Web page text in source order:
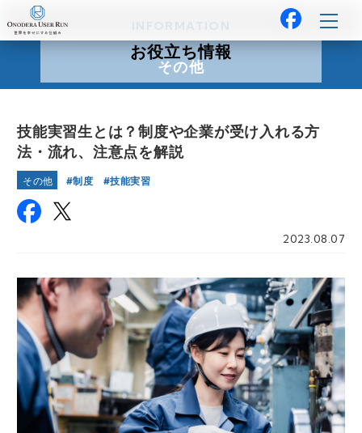
お役立ち情報
その他
技能実習生とは？制度や企業が受け入れる方
法・流れ、注意点を解説
その他 制度 技能実習
2023.08.07